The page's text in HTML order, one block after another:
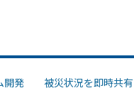
開発 被災状況を即時共有